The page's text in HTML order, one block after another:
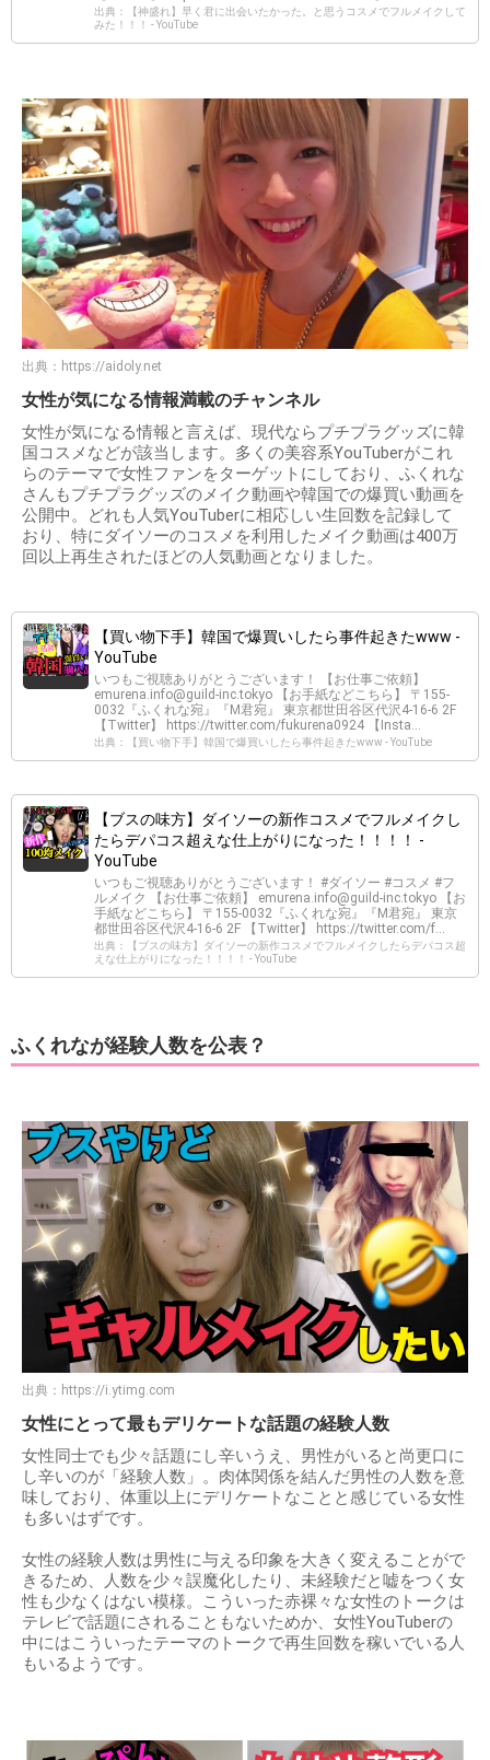
出典：【神盛れ】早く君に出会いたかった。と思うコスメでフルメイクして
みた！！！ - YouTube
出典： https://aidoly.net
女性が気になる情報満載のチャンネル
女性が気になる情報と言えば、現代ならプチプラグッズに韓
国コスメなどが該当します。多くの美容系YouTuberがこれ
らのテーマで女性ファンをターゲットにしており、ふくれな
さんもプチプラグッズのメイク動画や韓国での爆買い動画を
公開中。どれも人気YouTuberに相応しい生回数を記録して
おり、特にダイソーのコスメを利用したメイク動画は400万
回以上再生されたほどの人気動画となりました。
【買い物下手】韓国で爆買いしたら事件起きたwww -
YouTube
いつもご視聴ありがとうございます！ 【お仕事ご依頼】
emurena.info@guild-inc.tokyo 【お手紙などこちら】 〒155-
0032『ふくれな宛』『M君宛』 東京都世田谷区代沢4-16-6 2F
【Twitter】 https://twitter.com/fukurena0924 【Insta...
出典：【買い物下手】韓国で爆買いしたら事件起きたwww - YouTube
【ブスの味方】ダイソーの新作コスメでフルメイクし
たらデパコス超えな仕上がりになった！！！！ -
YouTube
いつもご視聴ありがとうございます！ #ダイソー #コスメ #フ
ルメイク 【お仕事ご依頼】 emurena.info@guild-inc.tokyo 【お
手紙などこちら】 〒155-0032『ふくれな宛』『M君宛』 東京
都世田谷区代沢4-16-6 2F 【Twitter】 https://twitter.com/f...
出典：【ブスの味方】ダイソーの新作コスメでフルメイクしたらデパコス超
えな仕上がりになった！！！！ - YouTube
ふくれなが経験人数を公表？
出典： https://i.ytimg.com
女性にとって最もデリケートな話題の経験人数
女性同士でも少々話題にし辛いうえ、男性がいると尚更口に
し辛いのが「経験人数」。肉体関係を結んだ男性の人数を意
味しており、体重以上にデリケートなことと感じている女性
も多いはずです。
女性の経験人数は男性に与える印象を大きく変えることがで
きるため、人数を少々誤魔化したり、未経験だと嘘をつく女
性も少なくはない模様。こういった赤裸々な女性のトークは
テレビで話題にされることもないためか、女性YouTuberの
中にはこういったテーマのトークで再生回数を稼いでいる人
もいるようです。